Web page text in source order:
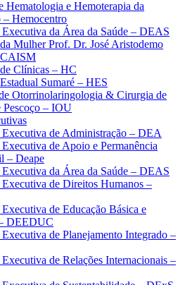
Hematologia e Hemoterapia da
– Hemocentro
da Área da Saúde – DEAS
Mulher Prof. Dr. José Aristodemo
Clínicas – HC
Sumaré – HES
Otorrinolaringologia & Cirurgia de
Pescoço – IOU
de Administração – DEA
de Apoio e Permanência
– Deape
da Área da Saúde – DEAS
de Direitos Humanos –
de Educação Básica e
DEEDUC
de Planejamento Integrado –
de Relações Internacionais –